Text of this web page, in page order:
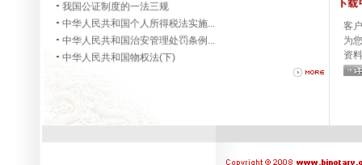
我国公证制度的一法三规
中华人民共和国个人所得税法实施...
中华人民共和国治安管理处罚条例...
中华人民共和国物权法(下)
客
为
资